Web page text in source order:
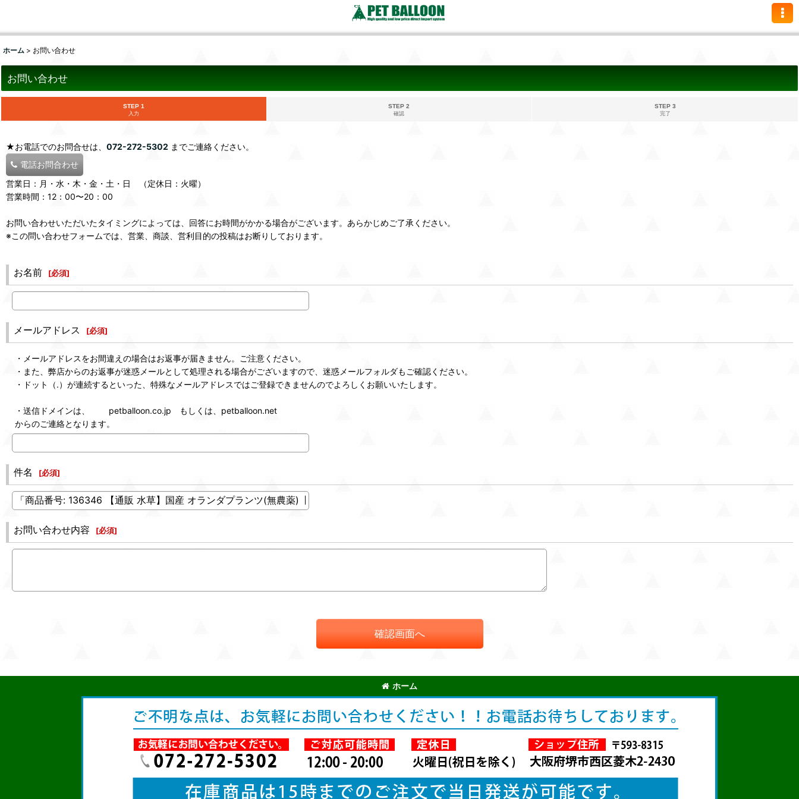
ホーム > お問い合わせ
お問い合わせ
STEP 1
入力
STEP 2
確認
STEP 3
完了
★お電話でのお問合せは、 072-272-5302 までご連絡ください。
電話お問合わせ
営業日：月・水・木・金・土・日 （定休日：火曜）
営業時間：12：00〜20：00
お問い合わせいただいたタイミングによっては、回答にお時間がかかる場合がございます。あらかじめご了承ください。
※この問い合わせフォームでは、営業、商談、営利目的の投稿はお断りしております。
お名前 [必須]
メールアドレス [必須]
・メールアドレスをお間違えの場合はお返事が届きません。ご注意ください。
・また、弊店からのお返事が迷惑メールとして処理される場合がございますので、迷惑メールフォルダもご確認ください。
・ドット（.）が連続するといった、特殊なメールアドレスではご登録できませんのでよろしくお願いいたします。
・送信ドメインは、 petballoon.co.jp もしくは、petballoon.net
からのご連絡となります。
件名 [必須]
お問い合わせ内容 [必須]
確認画面へ
ホーム